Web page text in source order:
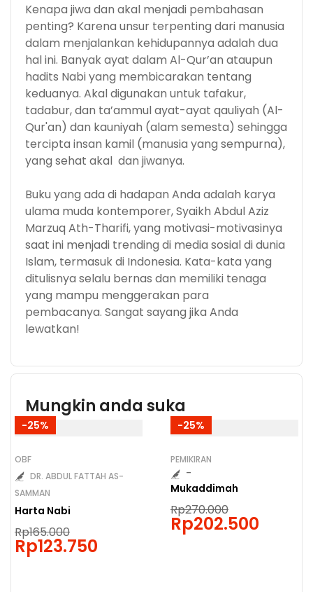
Kenapa jiwa dan akal menjadi pembahasan
penting? Karena unsur terpenting dari manusia
dalam menjalankan kehidupannya adalah dua
hal ini. Banyak ayat dalam Al-Qur’an ataupun
hadits Nabi yang membicarakan tentang
keduanya. Akal digunakan untuk tafakur,
tadabur, dan ta’ammul ayat-ayat qauliyah (Al-
Qur'an) dan kauniyah (alam semesta) sehingga
tercipta insan kamil (manusia yang sempurna),
yang sehat akal dan jiwanya.
Buku yang ada di hadapan Anda adalah karya
ulama muda kontemporer, Syaikh Abdul Aziz
Marzuq Ath-Tharifi, yang motivasi-motivasinya
saat ini menjadi trending di media sosial di dunia
Islam, termasuk di Indonesia. Kata-kata yang
ditulisnya selalu bernas dan memiliki tenaga
yang mampu menggerakan para
pembacanya. Sangat sayang jika Anda
lewatkan!
Mungkin anda suka
-25%
OBF
DR. ABDUL FATTAH AS-
SAMMAN
Harta Nabi
Rp165.000
Rp123.750
-25%
PEMIKIRAN
-
Mukaddimah
Rp270.000
Rp202.500